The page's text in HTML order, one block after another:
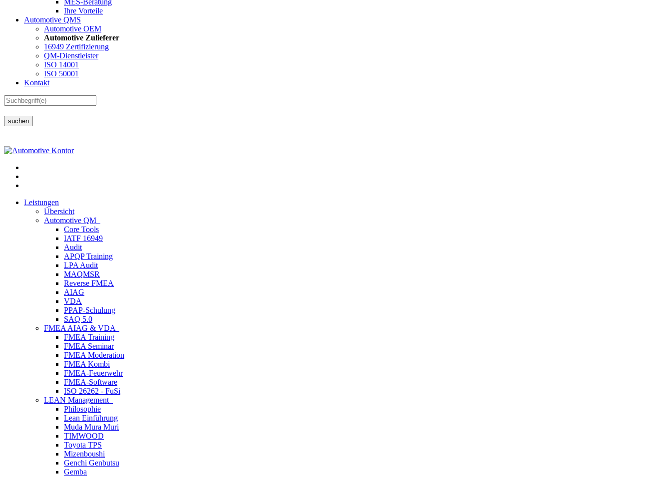
MES-Beratung
Ihre Vorteile
Automotive QMS
Automotive OEM
Automotive Zulieferer
16949 Zertifizierung
QM-Dienstleister
ISO 14001
ISO 50001
Kontakt
suchen
Leistungen
Übersicht
Automotive QM
Core Tools
IATF 16949
Audit
APQP Training
LPA Audit
MAQMSR
Reverse FMEA
AIAG
VDA
PPAP-Schulung
SAQ 5.0
FMEA AIAG & VDA
FMEA Training
FMEA Seminar
FMEA Moderation
FMEA Kombi
FMEA-Feuerwehr
FMEA-Software
ISO 26262 - FuSi
LEAN Management
Philosophie
Lean Einführung
Muda Mura Muri
TIMWOOD
Toyota TPS
Mizenboushi
Genchi Genbutsu
Gemba